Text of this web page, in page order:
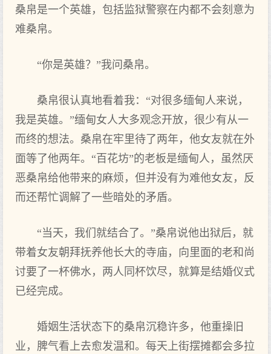
桑帛是一个英雄，包括监狱警察在内都不会刻意为
难桑帛。
“你是英雄？”我问桑帛。
桑帛很认真地看着我：“对很多缅甸人来说，
我是英雄。”缅甸女人大多观念开放，很少有从一
而终的想法。桑帛在牢里待了两年，他女友就在外
面等了他两年。“百花坊”的老板是缅甸人，虽然厌
恶桑帛给他带来的麻烦，但并没有为难他女友，反
而还帮忙调解了一些暗处的矛盾。
“当天，我们就结合了。”桑帛说他出狱后，就
带着女友朝拜抚养他长大的寺庙，向里面的老和尚
讨要了一杯佛水，两人同杯饮尽，就算是结婚仪式
已经完成。
婚姻生活状态下的桑帛沉稳许多，他重操旧
业，脾气看上去愈发温和。每天上街摆摊都会多拉